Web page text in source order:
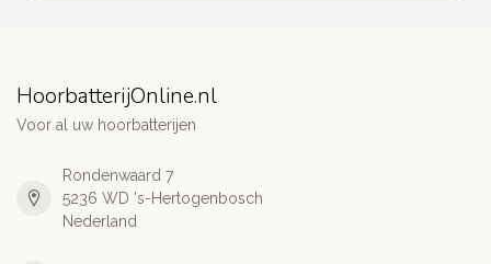
HoorbatterijOnline.nl
Voor al uw hoorbatterijen
Rondenwaard 7
5236 WD 's-Hertogenbosch
Nederland